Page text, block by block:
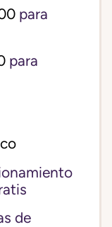
para
para
de